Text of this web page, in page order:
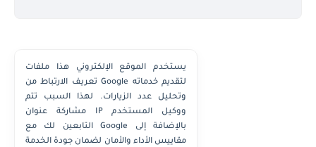
يستخدم الموقع الإلكتروني هذا ملفات
تعريف الارتباط من Google لتقديم خدماته
وتحليل عدد الزيارات. لهذا السبب تتم
مشاركة عنوان IP ووكيل المستخدم
التابعين لك مع Google بالإضافة إلى
مقاييس الأداء والأمان لضمان جودة الخدمة